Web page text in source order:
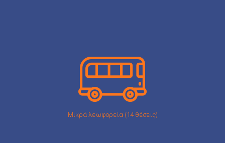
Mικρά λεωφορεία (14 θέσεις)